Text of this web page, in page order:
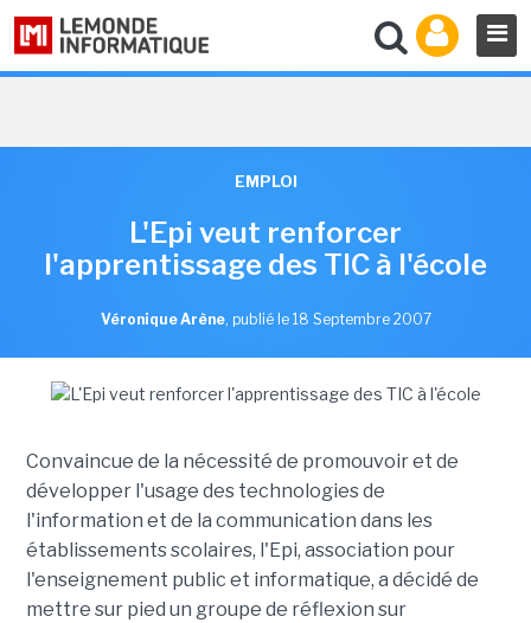
EMPLOI
L'Epi veut renforcer
l'apprentissage des TIC à l'école
Véronique Arène, publié le 18 Septembre 2007
Convaincue de la nécessité de promouvoir et de
développer l'usage des technologies de
l'information et de la communication dans les
établissements scolaires, l'Epi, association pour
l'enseignement public et informatique, a décidé de
mettre sur pied un groupe de réflexion sur